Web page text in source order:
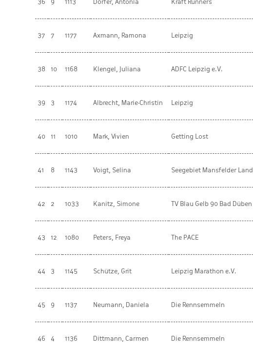
36 9 1113 Dörfer, Antonia Kraft Runners
37 7 1177 Axmann, Ramona Leipzig
38 10 1168 Klengel, Juliana ADFC Leipzig e.V.
39 3 1174 Albrecht, Marie-Christin Leipzig
40 11 1010 Mark, Vivien Getting Lost
41 8 1143 Voigt, Selina Seegebiet Mansfelder Land
42 2 1033 Kanitz, Simone TV Blau Gelb 90 Bad Düben
43 12 1080 Peters, Freya The PACE
44 3 1145 Schütze, Grit Leipzig Marathon e.V.
45 9 1137 Neumann, Daniela Die Rennsemmeln
46 4 1136 Dittmann, Carmen Die Rennsemmeln